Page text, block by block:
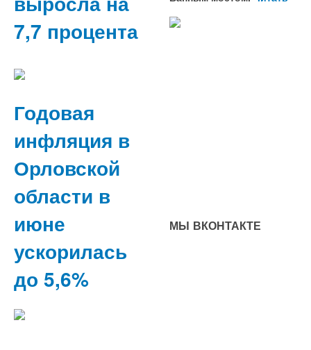
7,7 процента
Годовая
инфляция в
Орловской
области в
июне
ускорилась
до 5,6%
МЫ ВКОНТАКТЕ